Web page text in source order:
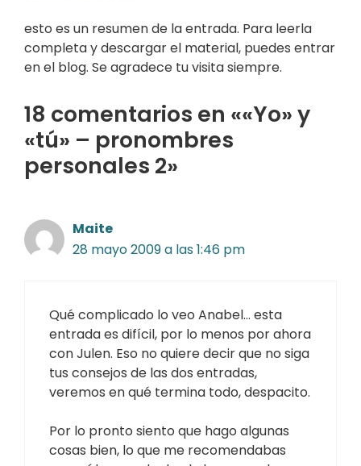
esto es un resumen de la entrada. Para leerla
completa y descargar el material, puedes entrar
en el blog. Se agradece tu visita siempre.
18 comentarios en ««Yo» y
«tú» – pronombres
personales 2»
Maite
28 mayo 2009 a las 1:46 pm
Qué complicado lo veo Anabel… esta
entrada es difícil, por lo menos por ahora
con Julen. Eso no quiere decir que no siga
tus consejos de las dos entradas,
veremos en qué termina todo, despacito.
Por lo pronto siento que hago algunas
cosas bien, lo que me recomendabas